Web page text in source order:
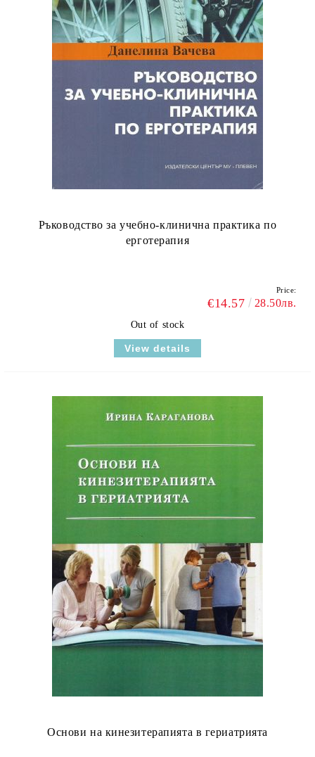
Ръководство за учебно-клинична практика по
ерготерапия
Price:
€14.57 28.50лв.
Out of stock
View details
Основи на кинезитерапията в гериатрията